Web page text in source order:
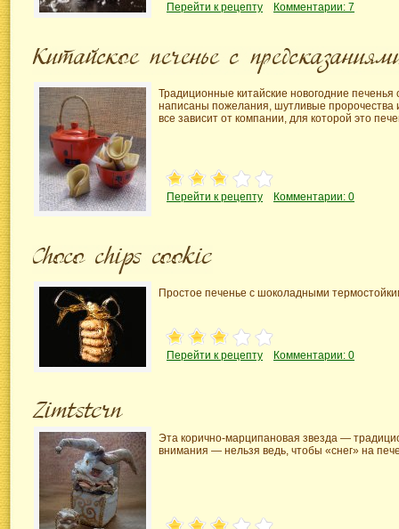
Перейти к рецепту Комментарии: 7
Традиционные китайские новогодние
написаны пожелания, шутливые
все зависит от компании, для которой это
Перейти к рецепту Комментарии: 0
Простое печенье с шоколадными
Перейти к рецепту Комментарии: 0
Эта корично-марципановая звезда —
внимания — нельзя ведь, чтобы «снег» на